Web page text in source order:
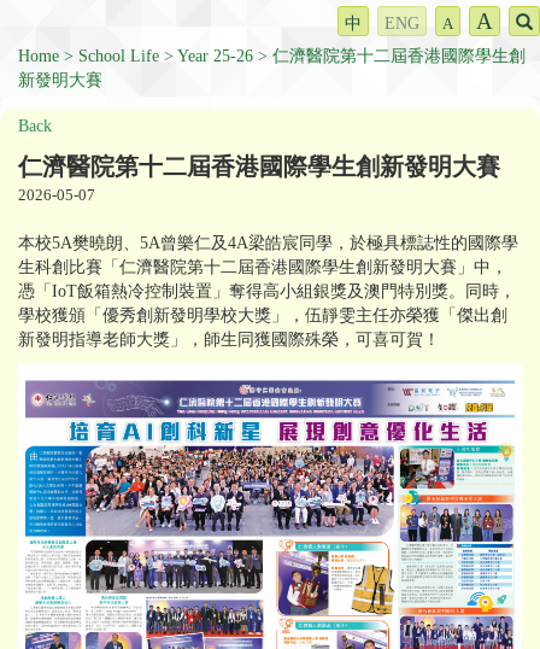
中 ENG A A
Home School Life Year 25-26
仁濟醫院第十二屆香港國際學生創
新發明大賽
Back
仁濟醫院第十二屆香港國際學生創新發明大賽
2026-05-07
本校5A樊曉朗、5A曾樂仁及4A梁皓宸同學，於極具標誌性的國際學
生科創比賽「仁濟醫院第十二屆香港國際學生創新發明大賽」中，
憑「IoT飯箱熱冷控制裝置」奪得高小組銀獎及澳門特別獎。同時，
學校獲頒「優秀創新發明學校大獎」，伍靜雯主任亦榮獲「傑出創
新發明指導老師大獎」，師生同獲國際殊榮，可喜可賀！